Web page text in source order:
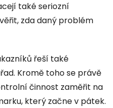
také seriozní
zda daný problém
řeší také
Kromě toho se právě
činnost zaměřit na
který začne v pátek.